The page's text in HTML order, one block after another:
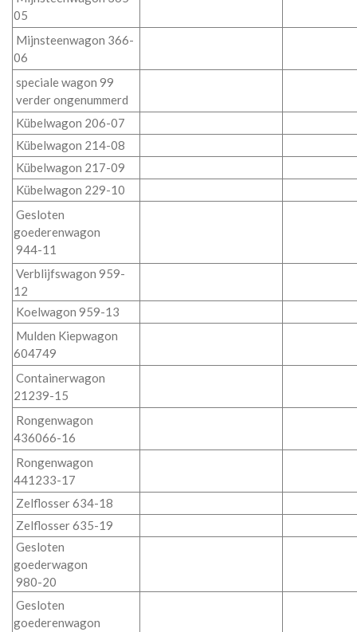
05
Mijnsteenwagon 366-
06
speciale wagon 99
verder ongenummerd
Kübelwagon 206-07
Kübelwagon 214-08
Kübelwagon 217-09
Kübelwagon 229-10
Gesloten
goederenwagon
944-11
Verblijfswagon 959-
12
Koelwagon 959-13
Mulden Kiepwagon
604749
Containerwagon
21239-15
Rongenwagon
436066-16
Rongenwagon
441233-17
Zelflosser 634-18
Zelflosser 635-19
Gesloten
goederwagon
980-20
Gesloten
goederenwagon